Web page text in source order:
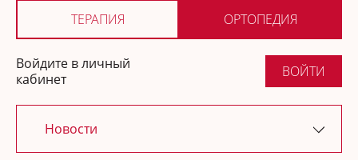
ТЕРАПИЯ ОРТОПЕДИЯ
Войдите в личный
кабинет
ВОЙТИ
Новости